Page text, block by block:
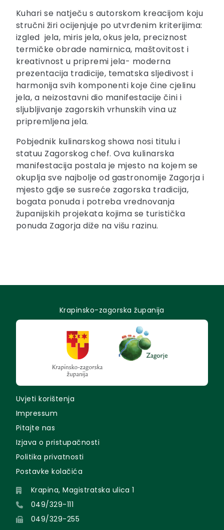
Kuhari se natječu s autorskom kreacijom koju
stručni žiri ocijenjuje po utvrđenim kriterijima:
izgled jela, miris jela, okus jela, preciznost
termičke obrade namirnica, maštovitost i
kreativnost u pripremi jela- moderna
prezentacija tradicije, tematska sljedivost i
harmonija svih komponenti koje čine cjelinu
jela, a neizostavni dio manifestacije čini i
sljubljivanje zagorskih vrhunskih vina uz
pripremljena jela.
Pobjednik kulinarskog showa nosi titulu i
statuu Zagorskog chef. Ova kulinarska
manifestacija postala je mjesto na kojem se
okuplja sve najbolje od gastronomije Zagorja i
mjesto gdje se susreće zagorska tradicija,
bogata ponuda i potreba vrednovanja
županijskih projekata kojima se turistička
ponuda Zagorja diže na višu razinu.
Krapinsko-zagorska županija
Uvjeti korištenja
Impressum
Pitajte nas
Izjava o pristupačnosti
Politika privatnosti
Postavke kolačića
Krapina, Magistratska ulica 1
049/329-111
049/329-255